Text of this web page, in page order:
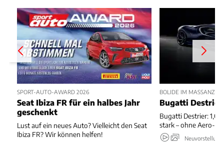
SPORT-AUTO-AWARD 2026
Seat Ibiza FR für ein halbes Jahr
geschenkt
Lust auf ein neues Auto? Vielleicht den Seat
Ibiza FR? Wir können helfen!
BOLIDE IM MASSANZUG
Bugatti
Bugatti Destrier: 1,00
stark – ohne Aero-